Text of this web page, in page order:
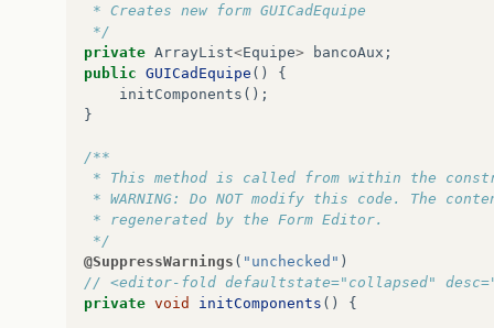
* Creates new form GUICadEquipe
*/
private ArrayList<Equipe> bancoAux ;
public GUICadEquipe ()
{
initComponents ();
}
/**
* This method is called from within the
* WARNING: Do NOT modify this code. The
* regenerated by the Form Editor.
*/
@SuppressWarnings ( "unchecked" )
// <editor-fold defaultstate="collapsed"
private void initComponents () {